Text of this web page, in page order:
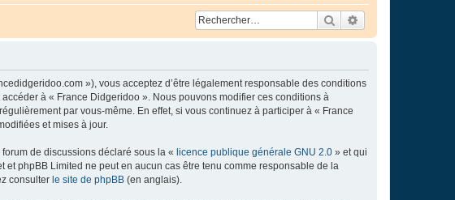
Rechercher
»), vous acceptez d’être légalement responsable des conditions
à « France Didgeridoo ». Nous pouvons modifier ces conditions à
par vous-même. En effet, si vous continuez à participer à « France
et mises à jour.
de discussions déclaré sous la « licence publique générale GNU 2.0 » et qui
phpBB Limited ne peut en aucun cas être tenu comme responsable de la
consulter le site de phpBB (en anglais).